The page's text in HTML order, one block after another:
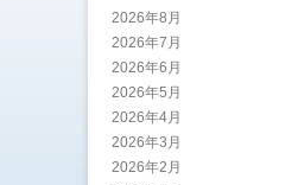
2026年8月
2026年7月
2026年6月
2026年5月
2026年4月
2026年3月
2026年2月